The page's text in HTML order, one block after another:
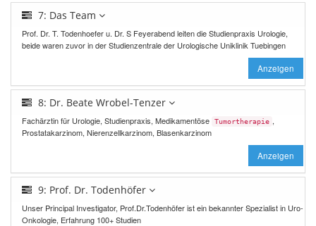
7: Das Team
Prof. Dr. T. Todenhoefer u. Dr. S Feyerabend leiten die Studienpraxis Urologie,
beide waren zuvor in der Studienzentrale der Urologische Uniklinik Tuebingen
Anzeigen
8: Dr. Beate Wrobel-Tenzer
Fachärztin für Urologie, Studienpraxis, Medikamentöse Tumortherapie ,
Prostatakarzinom, Nierenzellkarzinom, Blasenkarzinom
Anzeigen
9: Prof. Dr. Todenhöfer
Unser Principal Investigator, Prof.Dr.Todenhöfer ist ein bekannter Spezialist in Uro-
Onkologie, Erfahrung 100+ Studien